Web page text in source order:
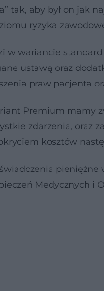
tak, aby był on jak
ryzyka
w wariancie
ustawą oraz
praw pacjenta
Premium mamy
zdarzenia, oraz
kosztów
Medycznych i